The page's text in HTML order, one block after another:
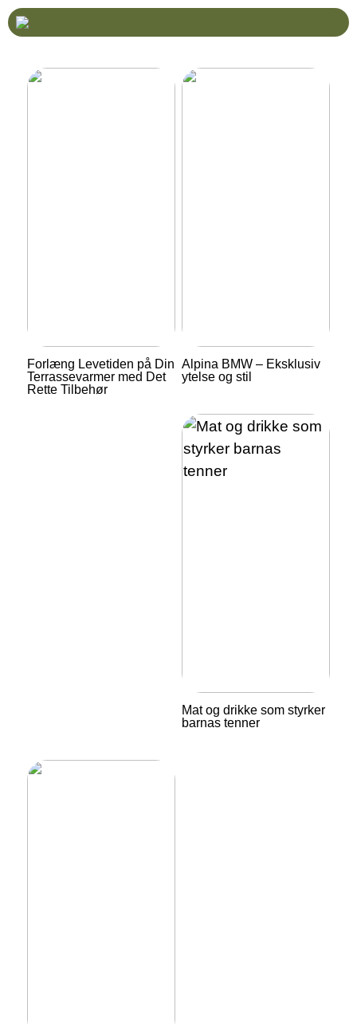
Forlæng Levetiden på Din
Terrassevarmer med Det
Rette Tilbehør
Alpina BMW – Eksklusiv
ytelse og stil
Mat og drikke som styrker
barnas tenner